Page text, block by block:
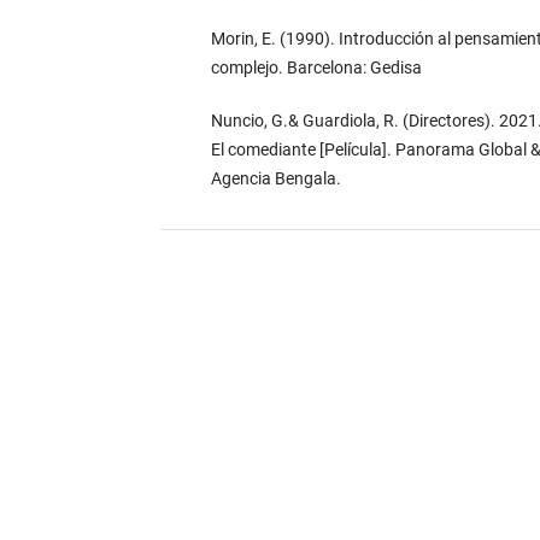
Morin, E. (1990). Introducción al
complejo. Barcelona: Gedisa
Nuncio, G.& Guardiola, R. (Directores). 2021.
El comediante [Película]. Panorama Global &
Agencia Bengala.